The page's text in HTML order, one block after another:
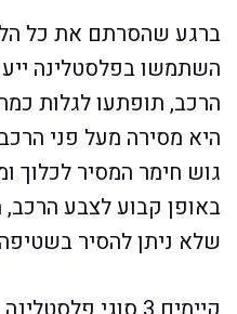
ברגע שהסרתם את כל
השתמשו בפלסטלינה
הרכב, תופתעו לגלות
היא מסירה מעל פני
גוש חימר המסיר לכלוך
באופן קבוע לצבע
שלא ניתן להסיר